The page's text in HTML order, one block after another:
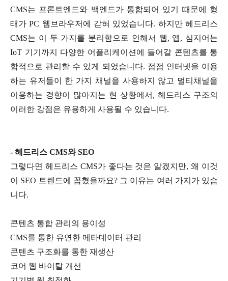
CMS는 프론트엔드와 백엔드가 통합되어 있기 때문에 형
태가 PC 웹브라우저에 갇혀 있었습니다. 하지만 헤드리스
CMS는 이 두 가지를 분리함으로 인해서 웹, 앱, 심지어는
IoT 기기까지 다양한 어플리케이션에 들어갈 콘텐츠를 통
합적으로 관리할 수 있게 되었습니다. 점점 인터넷을 이용
하는 유저들이 한 가지 채널을 사용하지 않고 멀티채널을
이용하는 경향이 많아지는 현 상황에서, 헤드리스 구조의
이러한 강점은 유용하게 사용될 수 있습니다.
- 헤드리스 CMS와 SEO
그렇다면 헤드리스 CMS가 좋다는 것은 알겠지만, 왜 이것
이 SEO 트렌드에 꼽혔을까요? 그 이유는 여러 가지가 있습
니다.
콘텐츠 통합 관리의 용이성
CMS를 통한 유연한 메타데이터 관리
콘텐츠 구조화를 통한 재생산
코어 웹 바이탈 개선